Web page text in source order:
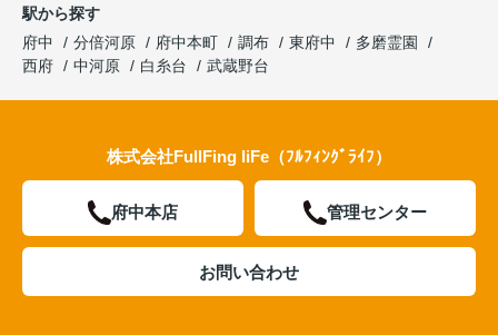
駅から探す
府中
分倍河原 府中本町 調布 東府中
多磨霊園
西府
中河原 白糸台 武蔵野台
株式会社FullFing liFe（ﾌﾙﾌｨﾝｸﾞﾗｲﾌ）
府中本店 管理センター
お問い合わせ